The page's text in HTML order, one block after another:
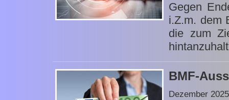
Gegen
i.Z.m. dem
die zum
BMF-
Dezember 2025